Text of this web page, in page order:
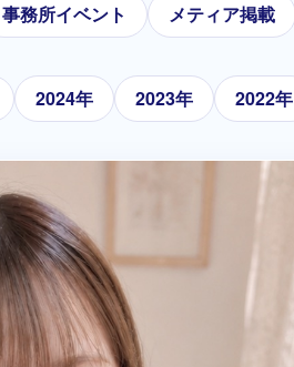
事務所イベント メティア掲載
2024年 2023年 2022年